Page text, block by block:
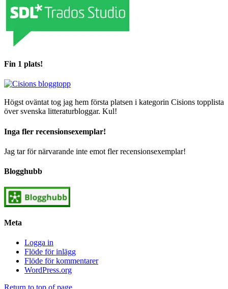
Fin 1 plats!
Högst oväntat tog jag hem första platsen i kategorin Cisions topplista
över svenska litteraturbloggar. Kul!
Inga fler recensionsexemplar!
Jag tar för närvarande inte emot fler recensionsexemplar!
Blogghubb
Meta
Logga in
Flöde för inlägg
Flöde för kommentarer
WordPress.org
Return to top of page